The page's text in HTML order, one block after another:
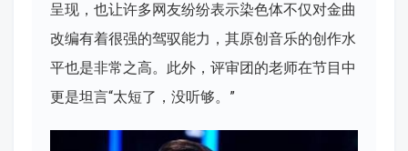
呈现，也让许多网友纷纷表示染色体不仅对金曲
改编有着很强的驾驭能力，其原创音乐的创作水
平也是非常之高。此外，评审团的老师在节目中
更是坦言“太短了，没听够。”